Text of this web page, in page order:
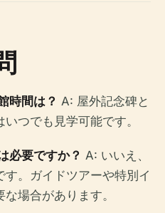
時間は？ A: 屋外記念碑と
つでも見学可能です。
必要ですか？ A: いいえ、
。ガイドツアーや特別イ
場合があります。